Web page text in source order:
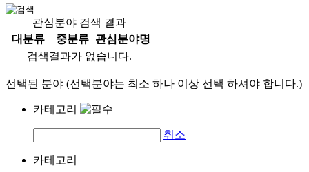
관심분야 검색 결과
대분류
중분류
관심분야명
검색결과가 없습니다.
선택된 분야 (선택분야는 최소 하나 이상 선택 하셔야 합니다.)
카테고리
취소
카테고리